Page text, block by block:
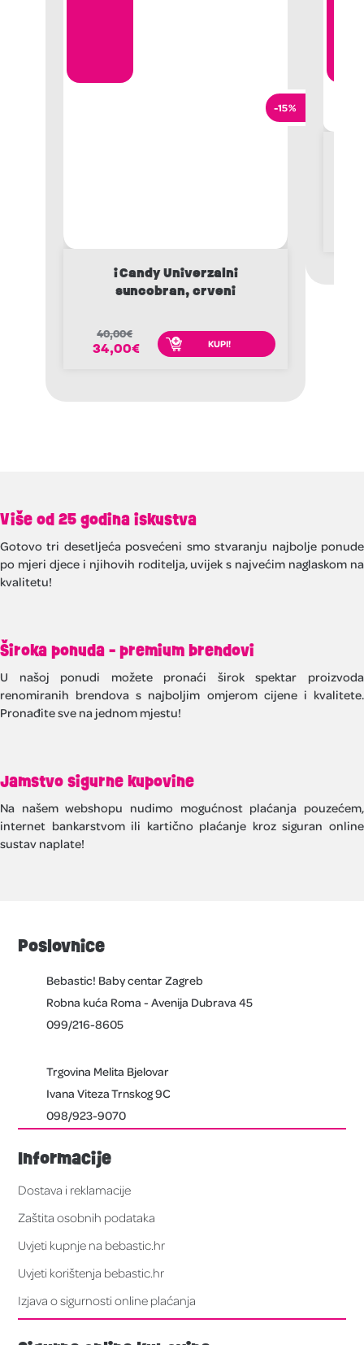
-15%
iCandy Univerzalni
suncobran, crveni
40,00€
34,00€ KUPI!
Više od 25 godina iskustva
Gotovo tri desetljeća posvećeni smo stvaranju najbolje ponude
po mjeri djece i njihovih roditelja, uvijek s najvećim naglaskom na
kvalitetu!
Široka ponuda - premium brendovi
U našoj ponudi možete pronaći širok spektar proizvoda
renomiranih brendova s najboljim omjerom cijene i kvalitete.
Pronađite sve na jednom mjestu!
Jamstvo sigurne kupovine
Na našem webshopu nudimo mogućnost plaćanja pouzećem,
internet bankarstvom ili kartično plaćanje kroz siguran online
sustav naplate!
Poslovnice
Bebastic! Baby centar Zagreb
Robna kuća Roma - Avenija Dubrava 45
099/216-8605
Trgovina Melita Bjelovar
Ivana Viteza Trnskog 9C
098/923-9070
Informacije
Dostava i reklamacije
Zaštita osobnih podataka
Uvjeti kupnje na bebastic.hr
Uvjeti korištenja bebastic.hr
Izjava o sigurnosti online plaćanja